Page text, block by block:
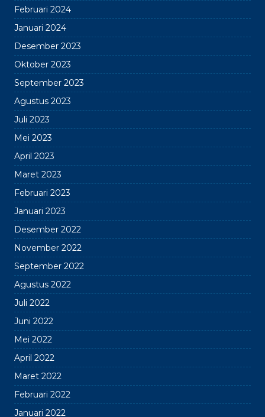
Februari 2024
Januari 2024
Desember 2023
Oktober 2023
September 2023
Agustus 2023
Juli 2023
Mei 2023
April 2023
Maret 2023
Februari 2023
Januari 2023
Desember 2022
November 2022
September 2022
Agustus 2022
Juli 2022
Juni 2022
Mei 2022
April 2022
Maret 2022
Februari 2022
Januari 2022